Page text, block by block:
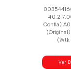
Confia)
(Wtk
Ver